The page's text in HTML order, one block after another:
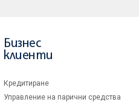
Бизнес
клиенти
Кредитиране
Управление на парични средства